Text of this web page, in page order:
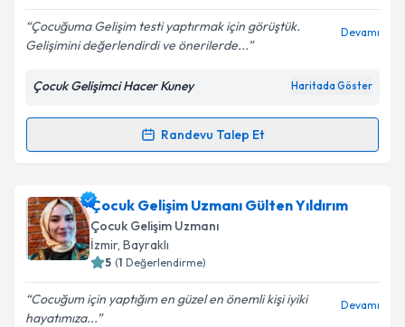
E-posta Adresiniz
'ni okudum ve kişisel verilerimin belirtilen
kapsamda işlenmesini kabul ediyorum.
Takvim Talebini Gönder
Çocuğuma Gelişim testi yaptırmak için görüştük.
Gelişimini değerlendirdi ve önerilerde...
Devamı
Çocuk Gelişimci Hacer Kuney Haritada Göster
Randevu Talep Et
Randevu Takvimi Talebi
Çocuk Gelişim Hacer Kuneyiçin randevu takvimi
talebi oluşturun. Size bu uzmandan randevu almanız
için bir takvim hazırlandığında e-posta ile
bilgilendireceğiz.
E-posta Adresiniz
Çocuk Gelişim Uzmanı Gülten Yıldırım
Çocuk Gelişim Uzmanı
İzmir, Bayraklı
5 (1 Değerlendirme)
Cocuğum için yaptığım en güzel en önemli kişi iyiki
hayatımıza...
Devamı